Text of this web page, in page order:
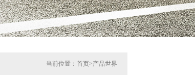
当前位置： 首页>产品世界